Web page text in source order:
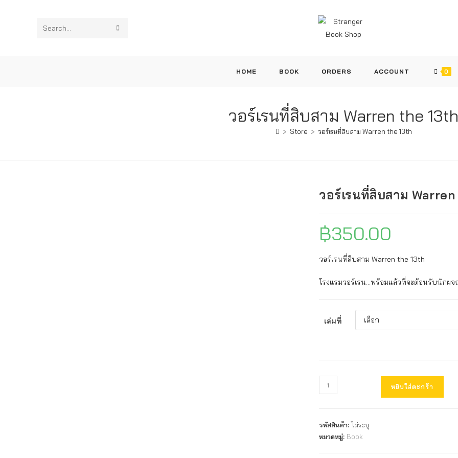
Search
HOME BOOK ORDERS ACCOUNT 0
วอร์เรนที่สิบสาม Warren the 13th
> Store > วอร์เรนที่สิบสาม Warren the 13th
วอร์เรนที่สิบสาม
฿350.00
วอร์เรนที่สิบสาม Warren the 13th
โรงแรมวอร์เรน…พร้อมแล้วที่จะต้อนรับนักผ
เล่มที่
หยิบใส่ตะกร้า
รหัสสินค้า: ไม่ระบุ
หมวดหมู่: Book